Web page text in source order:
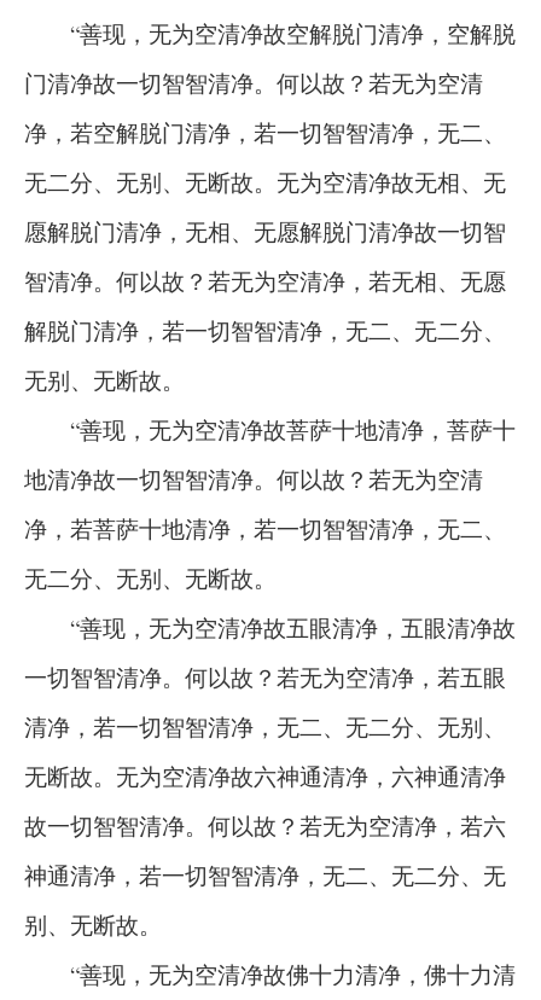
“善现，无为空清净故空解脱门清净，空解脱
门清净故一切智智清净。何以故？若无为空清
净，若空解脱门清净，若一切智智清净，无二、
无二分、无别、无断故。无为空清净故无相、无
愿解脱门清净，无相、无愿解脱门清净故一切智
智清净。何以故？若无为空清净，若无相、无愿
解脱门清净，若一切智智清净，无二、无二分、
无别、无断故。
“善现，无为空清净故菩萨十地清净，菩萨十
地清净故一切智智清净。何以故？若无为空清
净，若菩萨十地清净，若一切智智清净，无二、
无二分、无别、无断故。
“善现，无为空清净故五眼清净，五眼清净故
一切智智清净。何以故？若无为空清净，若五眼
清净，若一切智智清净，无二、无二分、无别、
无断故。无为空清净故六神通清净，六神通清净
故一切智智清净。何以故？若无为空清净，若六
神通清净，若一切智智清净，无二、无二分、无
别、无断故。
“善现，无为空清净故佛十力清净，佛十力清